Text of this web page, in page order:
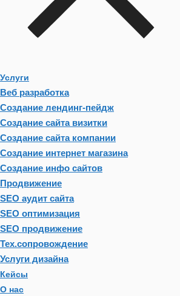
Услуги
Веб разработка
Создание лендинг-пейдж
Создание сайта визитки
Создание сайта компании
Создание интернет магазина
Создание инфо сайтов
Продвижение
SEO аудит сайта
SEO оптимизация
SEO продвижение
Тех.сопровождение
Услуги дизайна
Кейсы
О нас